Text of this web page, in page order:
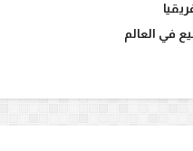
في العالم